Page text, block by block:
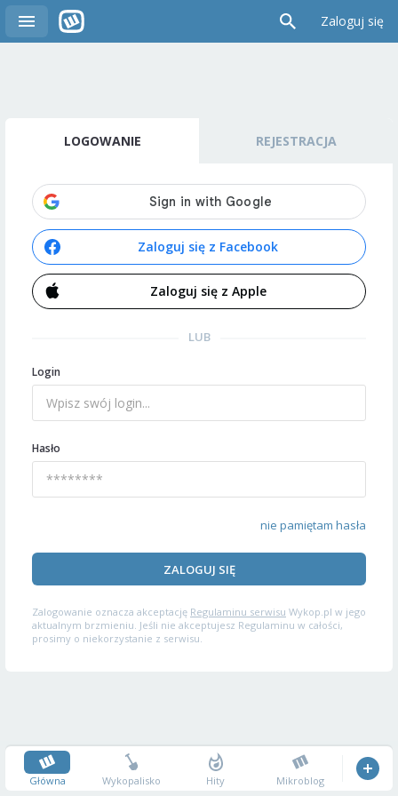
Zaloguj się
LOGOWANIE REJESTRACJA
Zaloguj się z Facebook
Zaloguj się z Apple
LUB
Login
Hasło
nie pamiętam hasła
ZALOGUJ SIĘ
Zalogowanie oznacza akceptację Regulaminu serwisu Wykop.pl w jego
aktualnym brzmieniu. Jeśli nie akceptujesz Regulaminu w całości,
prosimy o niekorzystanie z serwisu.
Główna Wykopalisko Hity Mikroblog